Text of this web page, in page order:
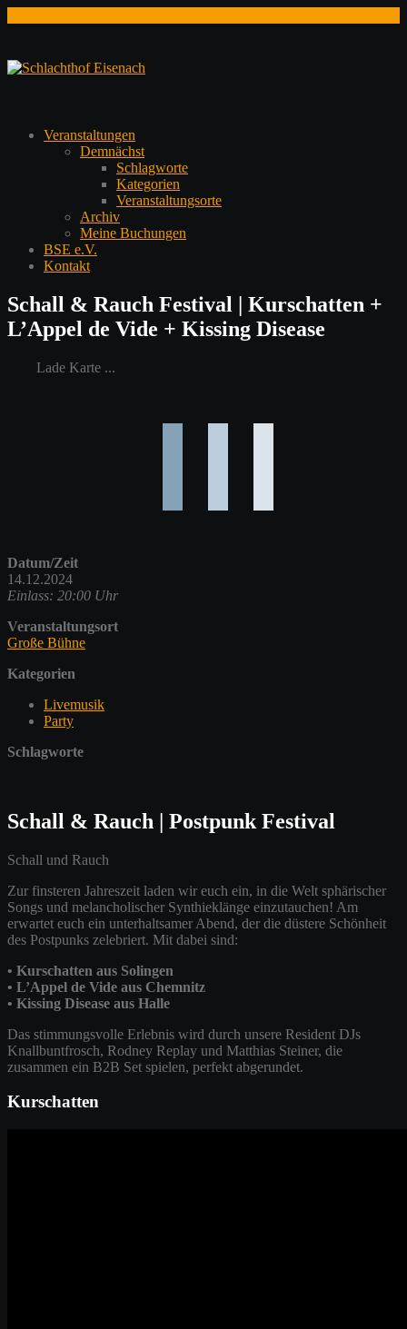
springen
Veranstaltungen
Demnächst
Schlagworte
Kategorien
Veranstaltungsorte
Archiv
Meine Buchungen
BSE e.V.
Kontakt
Schall & Rauch Festival | Kurschatten +
L’Appel de Vide + Kissing Disease
Lade Karte ...
Datum/Zeit
14.12.2024
Einlass: 20:00 Uhr
Veranstaltungsort
Große Bühne
Kategorien
Livemusik
Party
Schlagworte
Schall & Rauch | Postpunk Festival
Schall und Rauch
Zur finsteren Jahreszeit laden wir euch ein, in die Welt sphärischer
Songs und melancholischer Synthieklänge einzutauchen! Am
erwartet euch ein unterhaltsamer Abend, der die düstere Schönheit
des Postpunks zelebriert. Mit dabei sind:
• Kurschatten aus Solingen
• L’Appel de Vide aus Chemnitz
• Kissing Disease aus Halle
Das stimmungsvolle Erlebnis wird durch unsere Resident DJs
Knallbuntfrosch, Rodney Replay und Matthias Steiner, die
zusammen ein B2B Set spielen, perfekt abgerundet.
Kurschatten